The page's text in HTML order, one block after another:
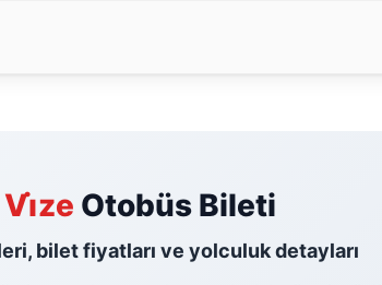
Vi̇ze Otobüs Bileti
bilet fiyatları ve yolculuk detayları